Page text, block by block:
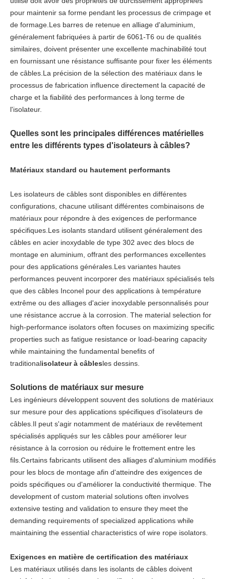
pour maintenir sa forme pendant les processus de crimpage et
de formage.Les barres de retenue en alliage d'aluminium,
généralement fabriquées à partir de 6061-T6 ou de qualités
similaires, doivent présenter une excellente machinabilité tout
en fournissant une résistance suffisante pour fixer les éléments
de câbles.La précision de la sélection des matériaux dans le
processus de fabrication influence directement la capacité de
charge et la fiabilité des performances à long terme de
l'isolateur.
Quelles sont les principales différences matérielles
entre les différents types d'isolateurs à câbles?
Matériaux standard ou hautement performants
Les isolateurs de câbles sont disponibles en différentes
configurations, chacune utilisant différentes combinaisons de
matériaux pour répondre à des exigences de performance
spécifiques.Les isolants standard utilisent généralement des
câbles en acier inoxydable de type 302 avec des blocs de
montage en aluminium, offrant des performances excellentes
pour des applications générales.Les variantes hautes
performances peuvent incorporer des matériaux spécialisés tels
que des câbles Inconel pour des applications à température
extrême ou des alliages d'acier inoxydable personnalisés pour
une résistance accrue à la corrosion. The material selection for
high-performance isolators often focuses on maximizing specific
properties such as fatigue resistance or load-bearing capacity
while maintaining the fundamental benefits of
traditionalisolateur à câblesles dessins.
Solutions de matériaux sur mesure
Les ingénieurs développent souvent des solutions de matériaux
sur mesure pour des applications spécifiques d'isolateurs de
câbles.Il peut s'agir notamment de matériaux de revêtement
spécialisés appliqués sur les câbles pour améliorer leur
résistance à la corrosion ou réduire le frottement entre les
fils.Certains fabricants utilisent des alliages d'aluminium modifiés
pour les blocs de montage afin d'atteindre des exigences de
poids spécifiques ou d'améliorer la conductivité thermique. The
development of custom material solutions often involves
extensive testing and validation to ensure they meet the
demanding requirements of specialized applications while
maintaining the essential characteristics of wire rope isolators.
Exigences en matière de certification des matériaux
Les matériaux utilisés dans les isolants de câbles doivent